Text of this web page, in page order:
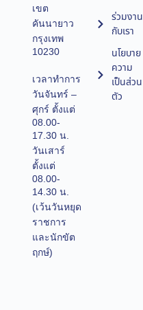
เขต
คันนายาว
กรุงเทพ
10230
เวลาทำการ
วันจันทร์ –
ศุกร์ ตั้งแต่
08.00-
17.30 น.
วันเสาร์
ตั้งแต่
08.00-
14.30 น.
(เว้นวันหยุด
ราชการ
และนักขัต
ฤกษ์)
ร่วมงาน
กับเรา
นโยบาย
ความ
เป็นส่วน
ตัว